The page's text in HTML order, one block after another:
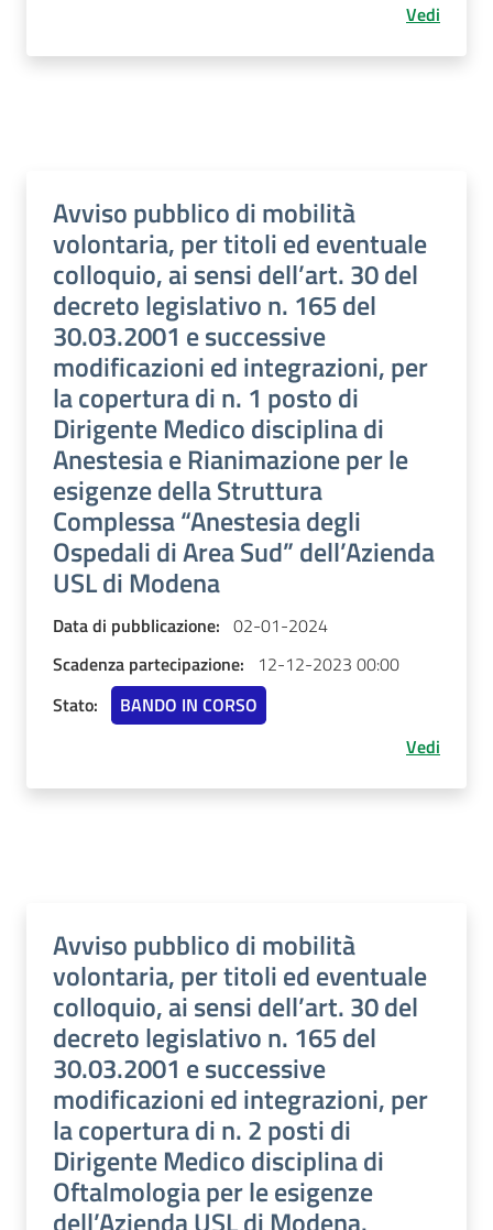
Vedi
Avviso pubblico di mobilità
volontaria, per titoli ed eventuale
colloquio, ai sensi dell’art. 30 del
decreto legislativo n. 165 del
30.03.2001 e successive
modificazioni ed integrazioni, per
la copertura di n. 1 posto di
Dirigente Medico disciplina di
Anestesia e Rianimazione per le
esigenze della Struttura
Complessa “Anestesia degli
Ospedali di Area Sud” dell’Azienda
USL di Modena
Data di pubblicazione: 02-01-2024
Scadenza partecipazione:
12-12-2023 00:00
Stato:
BANDO IN CORSO
Vedi
Avviso pubblico di mobilità
volontaria, per titoli ed eventuale
colloquio, ai sensi dell’art. 30 del
decreto legislativo n. 165 del
30.03.2001 e successive
modificazioni ed integrazioni, per
la copertura di n. 2 posti di
Dirigente Medico disciplina di
Oftalmologia per le esigenze